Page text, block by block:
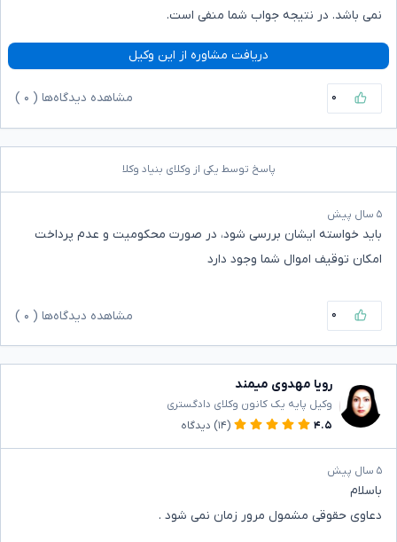
نمی باشد. در نتیجه جواب شما منفی است.
دریافت مشاوره از این وکیل
۰ مشاهده دیدگاه‌ها ( ۰
پاسخ توسط یکی از وکلای بنیاد وکلا
۵ سال پیش
باید خواسته ایشان بررسی شود، در صورت محکومیت و عدم پرداخت
امکان توقیف اموال شما وجود دارد
۰ مشاهده دیدگاه‌ها ( ۰
رویا مهدوی میمند
وکیل پایه یک کانون وکلای دادگستری
۴.۵
(۱۴) دیدگاه
۵ سال پیش
باسلام
دعاوی حقوقی مشمول مرور زمان نمی شود .